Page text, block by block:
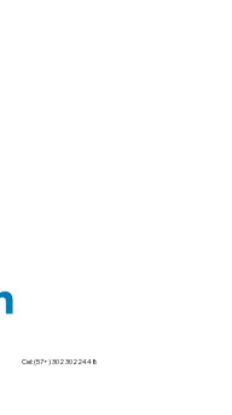
Cel: (57+) 302 3022448